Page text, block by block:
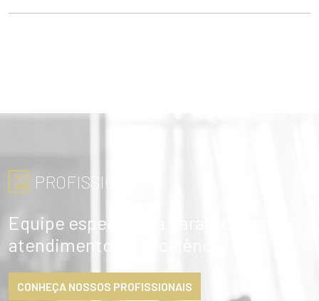
PRIVACIDADE
PROFISSIONAIS
Equipe especialista garante
atendimento de excelência
CONHEÇA NOSSOS PROFISSIONAIS